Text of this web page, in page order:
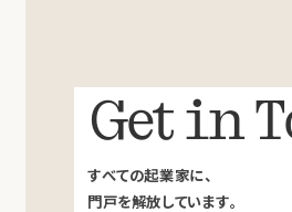
Get in
すべての起業家に、
門戸を解放しています。